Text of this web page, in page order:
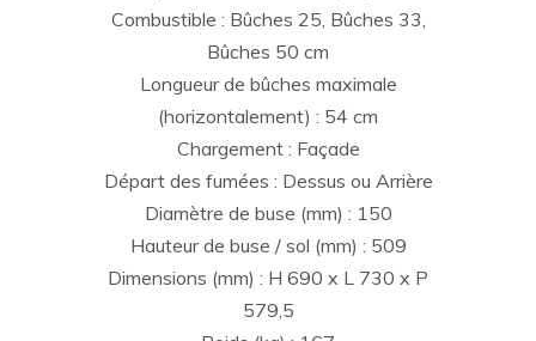
Combustible : Bûches 25, Bûches 33,
Bûches 50 cm
Longueur de bûches maximale
(horizontalement) : 54 cm
Chargement : Façade
Départ des fumées : Dessus ou Arrière
Diamètre de buse (mm) : 150
Hauteur de buse / sol (mm) : 509
Dimensions (mm) : H 690 x L 730 x P
579,5